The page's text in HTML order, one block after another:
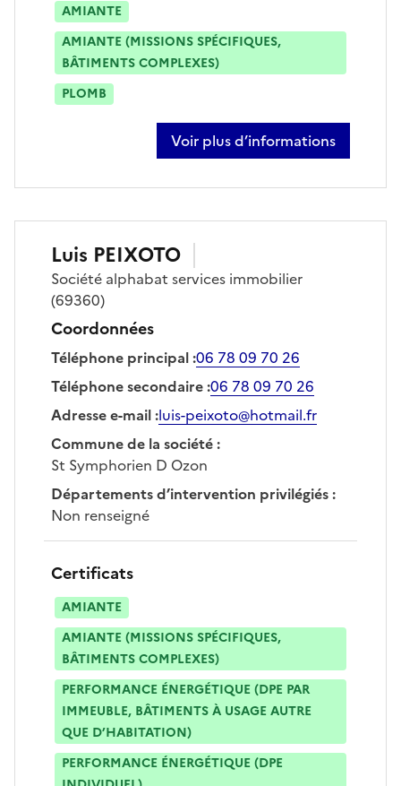
AMIANTE
AMIANTE (MISSIONS SPÉCIFIQUES,
BÂTIMENTS COMPLEXES)
PLOMB
Voir plus d’informations
sur eric cecillon
Luis PEIXOTO
Société alphabat services immobilier
(69360)
Coordonnées
Téléphone principal:06 78 09 70 26
Téléphone secondaire:06 78 09 70 26
Adresse e-mail:luis-peixoto@hotmail.fr
Commune de la société:
St Symphorien D Ozon
Départements d’intervention privilégiés:
Non renseigné
Certificats
AMIANTE
AMIANTE (MISSIONS SPÉCIFIQUES,
BÂTIMENTS COMPLEXES)
PERFORMANCE ÉNERGÉTIQUE (DPE PAR
IMMEUBLE, BÂTIMENTS À USAGE AUTRE
QUE D’HABITATION)
PERFORMANCE ÉNERGÉTIQUE (DPE